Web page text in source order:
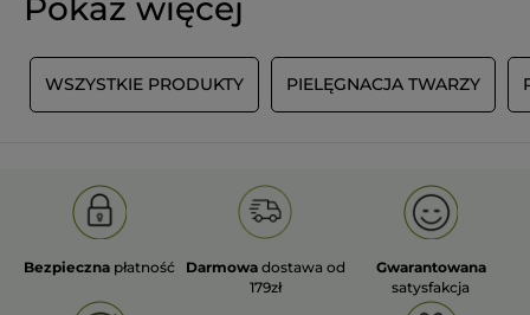
Pokaż więcej
WSZYSTKIE PRODUKTY PIELĘGNACJA TWARZY
Bezpieczna płatność Darmowa dostawa od
179zł
Gwarantowana
satysfakcja